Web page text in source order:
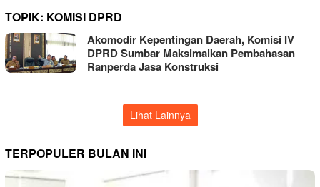
TOPIK: KOMISI DPRD
Akomodir Kepentingan Daerah, Komisi IV
DPRD Sumbar Maksimalkan Pembahasan
Ranperda Jasa Konstruksi
Lihat Lainnya
TERPOPULER BULAN INI